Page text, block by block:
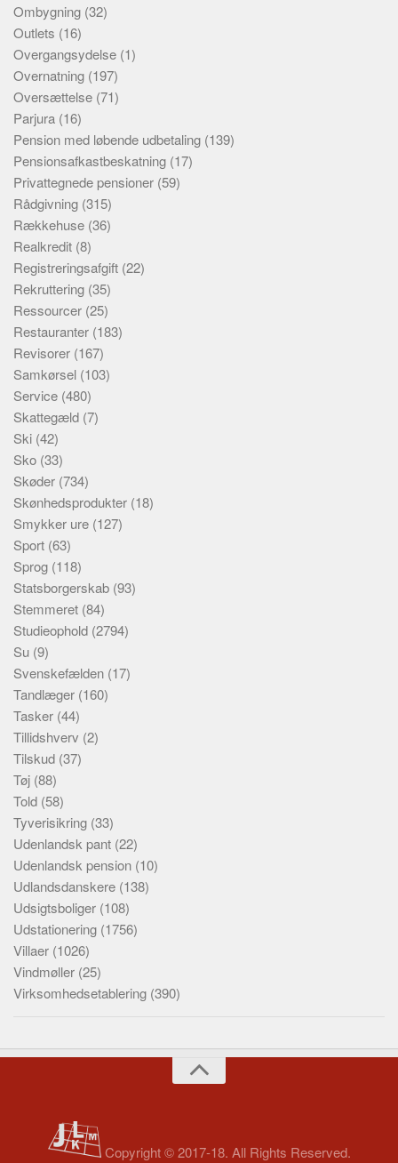
Ombygning (32)
Outlets (16)
Overgangsydelse (1)
Overnatning (197)
Oversættelse (71)
Parjura (16)
Pension med løbende udbetaling (139)
Pensionsafkastbeskatning (17)
Privattegnede pensioner (59)
Rådgivning (315)
Rækkehuse (36)
Realkredit (8)
Registreringsafgift (22)
Rekruttering (35)
Ressourcer (25)
Restauranter (183)
Revisorer (167)
Samkørsel (103)
Service (480)
Skattegæld (7)
Ski (42)
Sko (33)
Skøder (734)
Skønhedsprodukter (18)
Smykker ure (127)
Sport (63)
Sprog (118)
Statsborgerskab (93)
Stemmeret (84)
Studieophold (2794)
Su (9)
Svenskefælden (17)
Tandlæger (160)
Tasker (44)
Tillidshverv (2)
Tilskud (37)
Tøj (88)
Told (58)
Tyverisikring (33)
Udenlandsk pant (22)
Udenlandsk pension (10)
Udlandsdanskere (138)
Udsigtsboliger (108)
Udstationering (1756)
Villaer (1026)
Vindmøller (25)
Virksomhedsetablering (390)
Copyright © 2017-18. All Rights Reserved.